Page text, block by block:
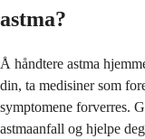
astma?
Å håndtere astma
din, ta medisiner som
symptomene forverres.
astmaanfall og hjelpe